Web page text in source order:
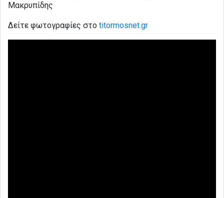
Μακρυπίδης
Δείτε φωτογραφίες στο titormosnet.gr